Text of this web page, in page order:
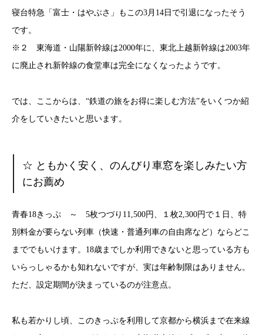
寝台特急「富士・はやぶさ」もこの3月14日で引退になったそう
です。
※２ 東海道・山陽新幹線は2000年に、東北上越新幹線は2003年
に廃止され新幹線の食堂車は完全になくなったようです。
では、ここからは、“鉄道の旅をお得に楽しむ方法”をいくつか紹
介をしていきたいと思います。
☆ ともかく安く、のんびり車窓を楽しみたい方
にお薦め
青春18きっぷ ～ 5枚つづり11,500円、１枚2,300円で１日、特
別料金が要らない列車（快速・普通列車の自由席など）ならどこ
まででもいけます。18歳までしか利用できないと思っている方も
いらっしゃるかも知れないですが、実は年齢制限はありません。
ただ、設定期間が決まっているのが注意点。
私も若かりし頃、このきっぷを利用して京都から横浜まで在来線